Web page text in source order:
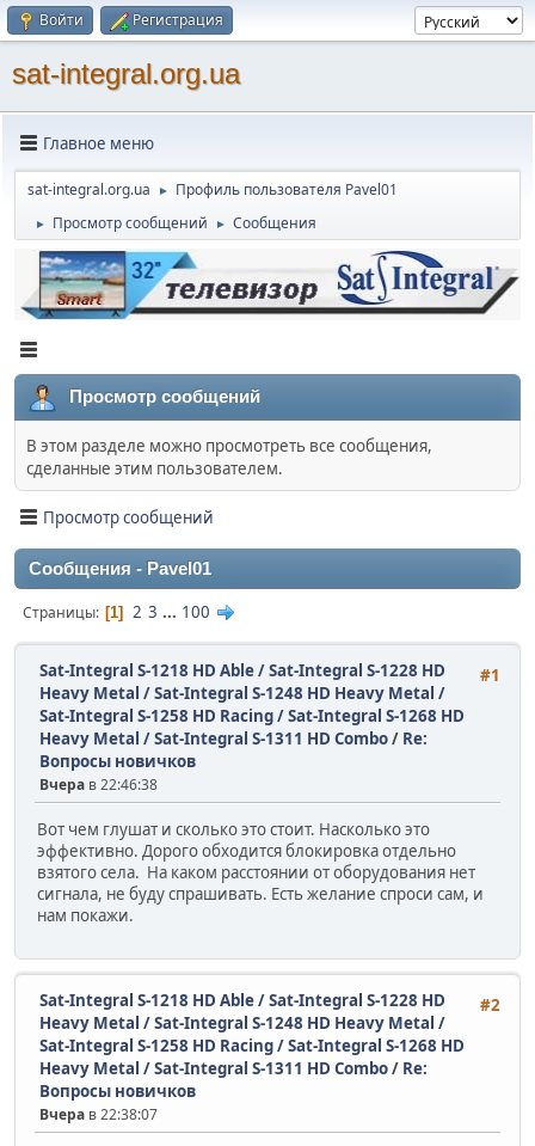
Войти Регистрация
sat-integral.org.ua
Главное меню
sat-integral.org.ua ► Профиль пользователя Pavel01
► Просмотр сообщений ► Сообщения
Просмотр сообщений
В этом разделе можно просмотреть все сообщения,
сделанные этим пользователем.
Просмотр сообщений
Сообщения - Pavel01
Страницы 1 2 3 ... 100
#1
Sat-Integral S-1218 HD Able / Sat-Integral S-1228 HD
Heavy Metal / Sat-Integral S-1248 HD Heavy Metal /
Sat-Integral S-1258 HD Racing / Sat-Integral S-1268 HD
Heavy Metal / Sat-Integral S-1311 HD Combo/ Re:
Вопросы новичков
Вчера в 22:46:38
Вот чем глушат и сколько это стоит. Насколько это
эффективно. Дорого обходится блокировка отдельно
взятого села. На каком расстоянии от оборудования нет
сигнала, не буду спрашивать. Есть желание спроси сам, и
нам покажи.
#2
Sat-Integral S-1218 HD Able / Sat-Integral S-1228 HD
Heavy Metal / Sat-Integral S-1248 HD Heavy Metal /
Sat-Integral S-1258 HD Racing / Sat-Integral S-1268 HD
Heavy Metal / Sat-Integral S-1311 HD Combo/ Re:
Вопросы новичков
Вчера в 22:38:07